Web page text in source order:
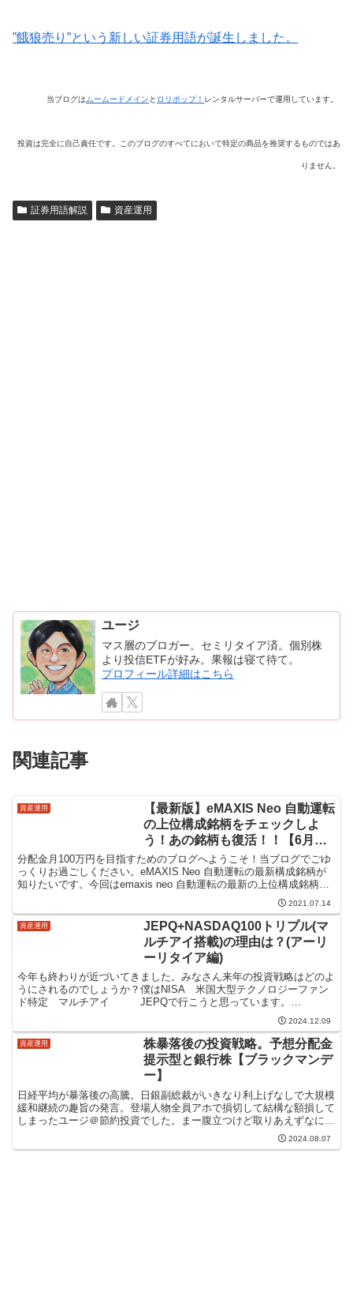
”餓狼売り”という新しい証券用語が誕生しました。
当ブログは ムームードメイン と ロリポップ！ レンタルサーバーで運用しています。
投資は完全に自己責任です。このブログのすべてにおいて特定の商品を推奨するものではあ
りません。
証券用語解説 資産運用
ユージ
マス層のブロガー。セミリタイア済。個別株
より投信ETFが好み。果報は寝て待て。
プロフィール詳細はこちら
関連記事
資産運用
【最新版】eMAXIS Neo 自動運転
の上位構成銘柄をチェックしよ
う！あの銘柄も復活！！【6月
期】
分配金月100万円を目指すためのブログへようこそ！当ブログでごゆ
っくりお過ごしください。eMAXIS Neo 自動運転の最新構成銘柄が
知りたいです。今回はemaxis neo 自動運転の最新の上位構成銘柄を
2021.07.14
資産運用
JEPQ+NASDAQ100トリプル(マ
ルチアイ搭載)の理由は？(アーリ
ーリタイア編)
今年も終わりが近づいてきました。みなさん来年の投資戦略はどのよ
うにされるのでしょうか？僕はNISA 米国大型テクノロジーファン
ド特定 マルチアイ JEPQで行こうと思っています。
2024.12.09
資産運用
株暴落後の投資戦略。予想分配金
提示型と銀行株【ブラックマンデ
ー】
日経平均が暴落後の高騰。日銀副総裁がいきなり利上げなしで大規模
緩和継続の趣旨の発言。登場人物全員アホで損切して結構な額損して
しまったユージ＠節約投資でした。まー腹立つけど取りあえずなにか
をしたいということでマクロな経済政策と自らの投資行動の...2024.08.07